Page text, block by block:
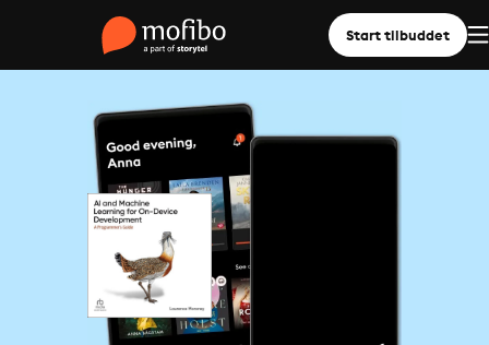
Start tilbuddet